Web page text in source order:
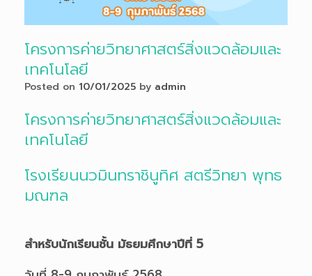
โครงการค่ายวิทยาศาสตร์สิ่งแวดล้อมและ
เทคโนโลยี
Posted on 10/01/2025 by admin
โครงการค่ายวิทยาศาสตร์สิ่งแวดล้อมและ
เทคโนโลยี
โรงเรียนนวมินทราชินูทิศ สตรีวิทยา พุทธ
มณฑล
สำหรับนักเรียนชั้น มัธยมศึกษาปีที่ 5